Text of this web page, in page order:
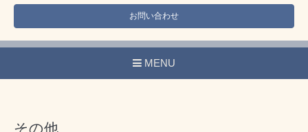
お問い合わせ
MENU
その他